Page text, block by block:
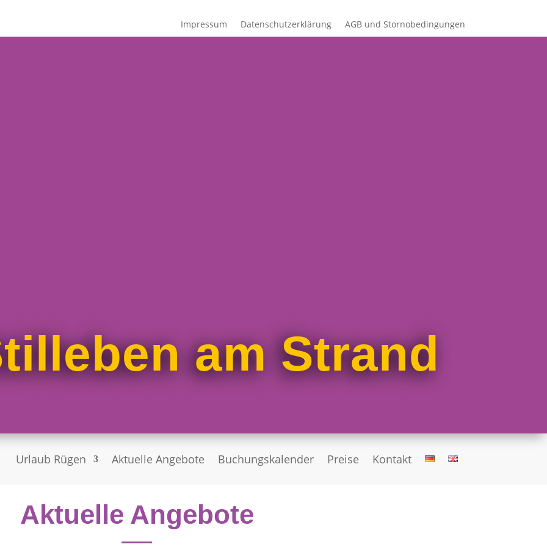
Impressum Datenschutzerklärung AGB und Stornobedingungen
am Strand
Urlaub Rügen Aktuelle Angebote Buchungskalender Preise Kontakt
Aktuelle Angebote